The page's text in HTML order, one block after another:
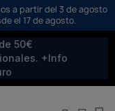
a partir del 3 de agosto
el 17 de agosto.
50€
+Info